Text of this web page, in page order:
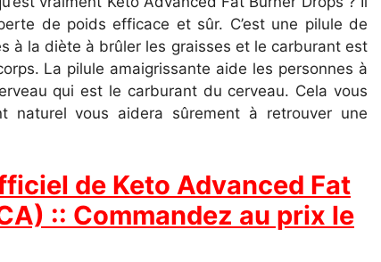
de poids efficace et sûr. C’est une pilule de
à la diète à brûler les graisses et le carburant est
La pilule amaigrissante aide les personnes à
qui est le carburant du cerveau. Cela vous
naturel vous aidera sûrement à retrouver une
de Keto Advanced Fat
:: Commandez au prix le